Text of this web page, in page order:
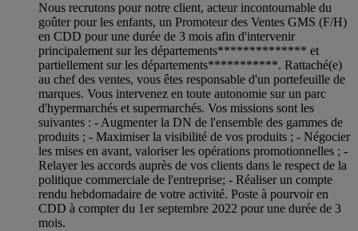
Nous recrutons pour notre client, acteur incontournable du
goûter pour les enfants, un Promoteur des Ventes GMS (F/H)
en CDD pour une durée de 3 mois afin d'intervenir
principalement sur les départements************** et
partiellement sur les départements***********. Rattaché(e)
au chef des ventes, vous êtes responsable d'un portefeuille de
marques. Vous intervenez en toute autonomie sur un parc
d'hypermarchés et supermarchés. Vos missions sont les
suivantes : - Augmenter la DN de l'ensemble des gammes de
produits ; - Maximiser la visibilité de vos produits ; - Négocier
les mises en avant, valoriser les opérations promotionnelles ; -
Relayer les accords auprès de vos clients dans le respect de la
politique commerciale de l'entreprise; - Réaliser un compte
rendu hebdomadaire de votre activité. Poste à pourvoir en
CDD à compter du 1er septembre 2022 pour une durée de 3
mois.